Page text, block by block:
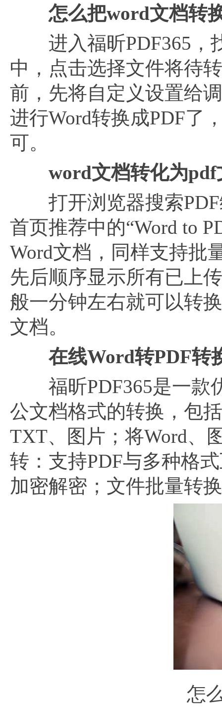
怎么把word文档转
进入福昕PDF365，
中，点击选择文件将待
前，先将自定义设置给
进行Word转换成PDF了
可。
word文档转化为pdf
打开浏览器搜索PDF
首页推荐中的“Word to
Word文档，同样支持批
先后顺序显示所有已上
般一分钟左右就可以转
文档。
在线Word转PDF转
福昕PDF365是一款
公文档格式的转换，包
TXT、图片；将Word、
转：支持PDF与多种格
加密解密；文件批量转
怎